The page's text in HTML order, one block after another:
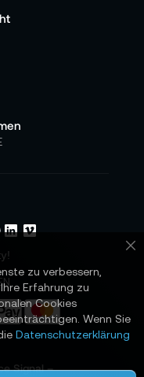
Signal –
zu verbessern,
Erfahrung zu
Cookies
Wenn Sie
Datenschutzerklärung